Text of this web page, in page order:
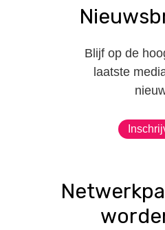
Blijf op de
laatste